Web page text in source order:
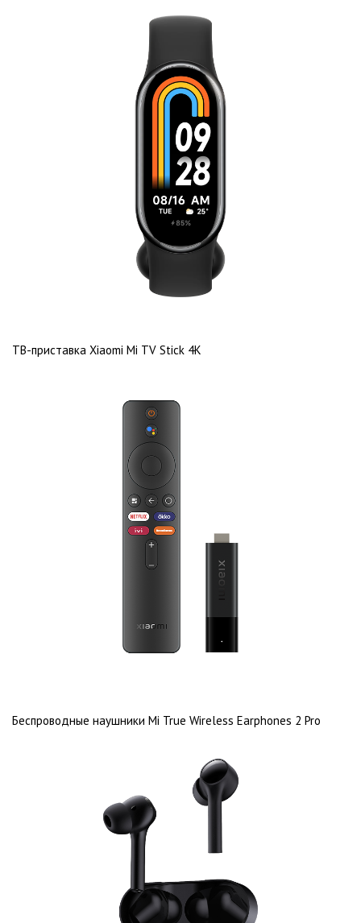
ТВ-приставка Xiaomi Mi TV Stick 4K
Беспроводные наушники Mi True Wireless Earphones 2 Pro